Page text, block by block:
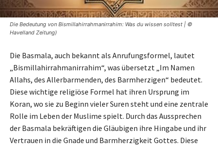
Die Bedeutung von Bismillahirrahmanirrahim: Was du wissen solltest | ©
Havelland Zeitung)
Die Basmala, auch bekannt als Anrufungsformel, lautet
„Bismillahirrahmanirrahim“, was übersetzt „Im Namen
Allahs, des Allerbarmenden, des Barmherzigen“ bedeutet.
Diese wichtige religiöse Formel hat ihren Ursprung im
Koran, wo sie zu Beginn vieler Suren steht und eine zentrale
Rolle im Leben der Muslime spielt. Durch das Aussprechen
der Basmala bekräftigen die Gläubigen ihre Hingabe und ihr
Vertrauen in die Gnade und Barmherzigkeit Gottes. Diese